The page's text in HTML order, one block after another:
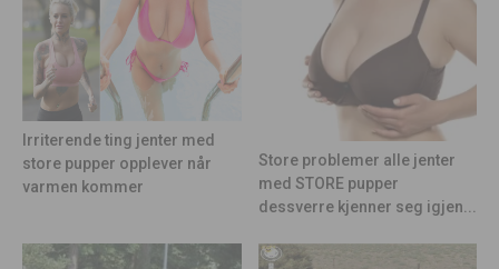
Irriterende ting jenter med
store pupper opplever når
varmen kommer
Store problemer alle jenter
med STORE pupper
dessverre kjenner seg igjen...